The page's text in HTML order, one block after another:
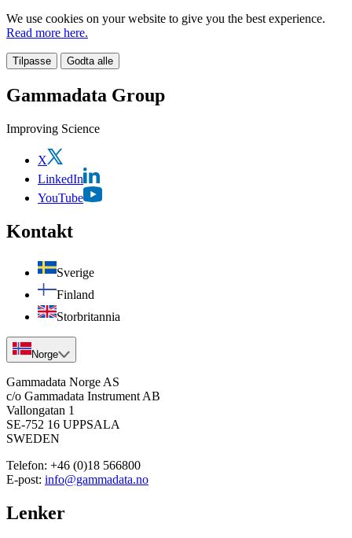
We use cookies on your website to give you the best experience.
Read more here.
Tilpasse Godta alle
Gammadata Group
Improving Science
X
LinkedIn
YouTube
Kontakt
Sverige
Finland
Storbritannia
Norge
Gammadata Norge AS
c/o Gammadata Instrument AB
Vallongatan 1
SE-752 16 UPPSALA
SWEDEN
Telefon: +46 (0)18 566800
E-post: info@gammadata.no
Lenker